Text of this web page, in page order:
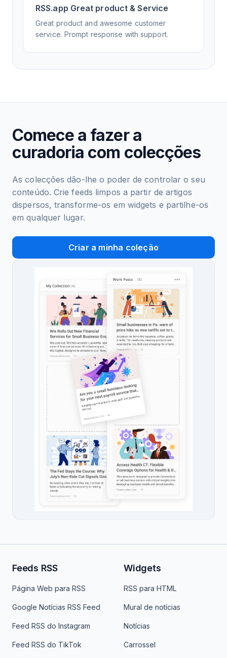
RSS.app Great product & Service
Great product and awesome customer
service. Prompt response with support.
Comece a fazer a
curadoria com colecções
As colecções dão-lhe o poder de controlar o seu
conteúdo. Crie feeds limpos a partir de artigos
dispersos, transforme-os em widgets e partilhe-os
em qualquer lugar.
Criar a minha coleção
Feeds RSS
Página Web para RSS
Google Notícias RSS Feed
Feed RSS do Instagram
Feed RSS do TikTok
Widgets
RSS para HTML
Mural de notícias
Notícias
Carrossel